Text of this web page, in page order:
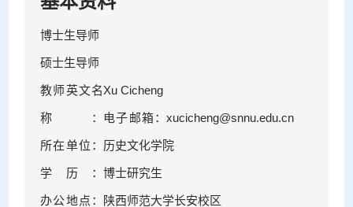
博士生导师
硕士生导师
教师英文名
称：
Xu Cicheng
电子邮箱：xucicheng@snnu.edu.cn
所在单位： 历史文化学院
学历：博士研究生
办公地点： 陕西师范大学长安校区